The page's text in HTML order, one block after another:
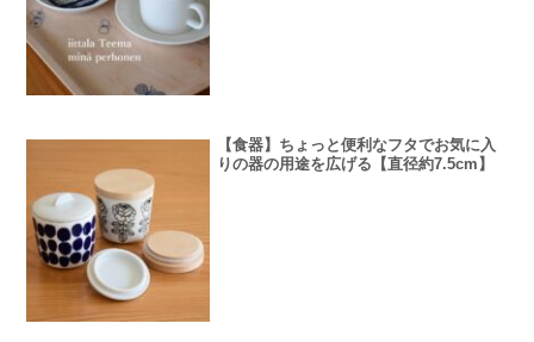
【食器】ちょっと便利なフタでお気に入
りの器の用途を広げる【直径約7.5cm】